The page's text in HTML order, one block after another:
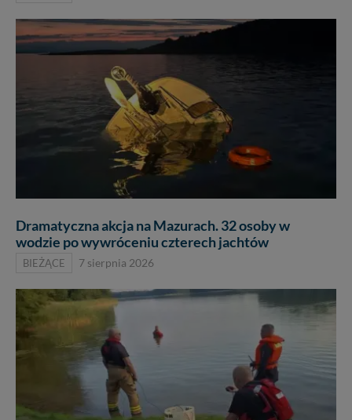
Dramatyczna akcja na Mazurach. 32 osoby w
wodzie po wywróceniu czterech jachtów
BIEŻĄCE 7 sierpnia 2026